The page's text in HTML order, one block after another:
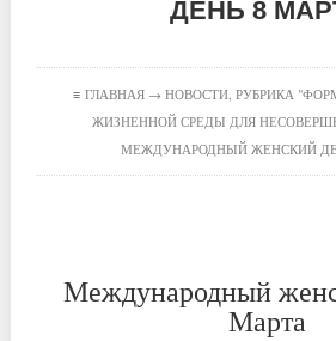
ДЕНЬ 8
≡ ГЛАВНАЯ→ НОВОСТИ, РУБРИКА
ЖИЗНЕННОЙ СРЕДЫ ДЛЯ
МЕЖДУНАРОДНЫЙ ЖЕНСКИЙ
Международный
Марта